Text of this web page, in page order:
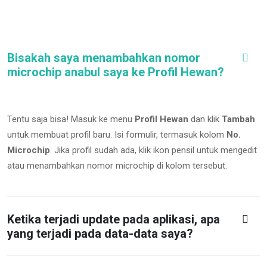
Bisakah saya menambahkan nomor
microchip anabul saya ke Profil Hewan?
Tentu saja bisa! Masuk ke menu Profil Hewan dan klik Tambah
untuk membuat profil baru. Isi formulir, termasuk kolom No.
Microchip. Jika profil sudah ada, klik ikon pensil untuk mengedit
atau menambahkan nomor microchip di kolom tersebut.
Ketika terjadi update pada aplikasi, apa
yang terjadi pada data-data saya?